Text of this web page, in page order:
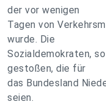
der vor wenigen
Tagen von
wurde. Die
Sozialdemokraten,
gestoßen, die für
das Bundesland
seien.